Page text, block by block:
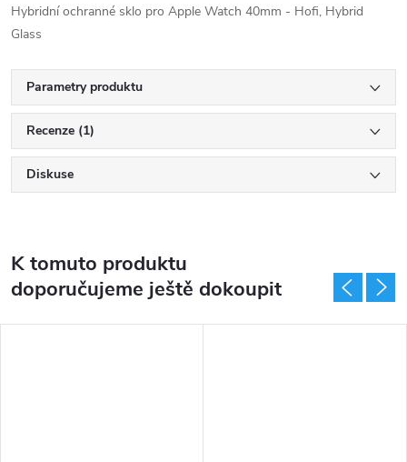
Hybridní ochranné sklo pro Apple Watch 40mm - Hofi, Hybrid
Glass
Parametry produktu
Recenze (1)
Diskuse
K tomuto produktu
doporučujeme ještě dokoupit